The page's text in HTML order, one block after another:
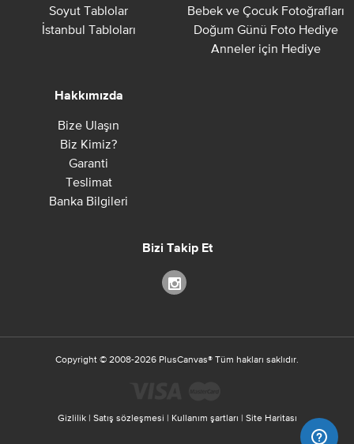
Soyut Tablolar
İstanbul Tabloları
Bebek ve Çocuk Fotoğrafları
Doğum Günü Foto Hediye
Anneler için Hediye
Hakkımızda
Bize Ulaşın
Biz Kimiz?
Garanti
Teslimat
Banka Bilgileri
Bizi Takip Et
Copyright © 2008-2026 PlusCanvas® Tüm hakları saklıdır.
Gizlilik| Satış sözleşmesi | Kullanım şartları | Site Haritası